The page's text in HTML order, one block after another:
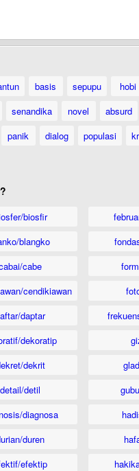
basis sepupu hobi
senandika novel absurd
panik dialog populasi
biosfir
blangko
cabe
cendikiawan
daptar
dekoratip
dekrit
detail/detil
diagnosa
duren
efektip